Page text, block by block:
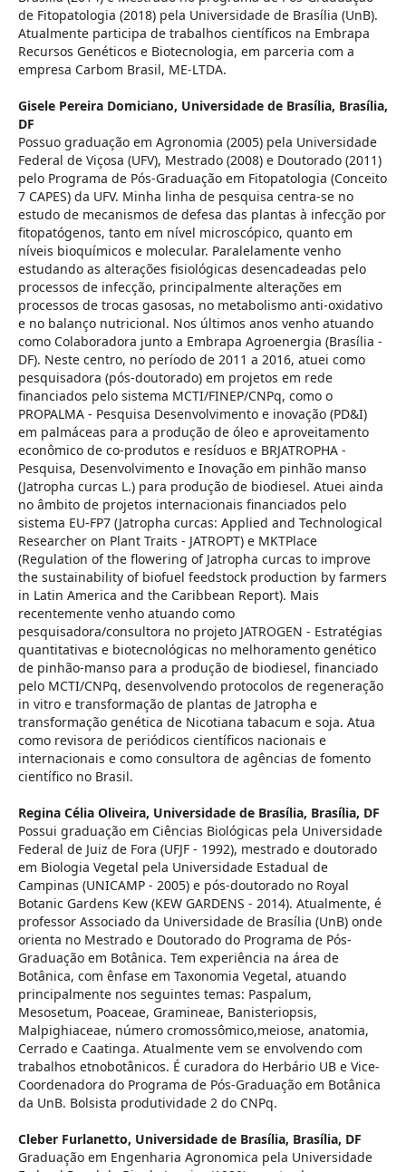
de Fitopatologia (2018) pela Universidade de Brasília (UnB).
Atualmente participa de trabalhos científicos na Embrapa
Recursos Genéticos e Biotecnologia, em parceria com a
empresa Carbom Brasil, ME-LTDA.
Gisele Pereira Domiciano, Universidade de Brasília, Brasília,
DF
Possuo graduação em Agronomia (2005) pela Universidade
Federal de Viçosa (UFV), Mestrado (2008) e Doutorado (2011)
pelo Programa de Pós-Graduação em Fitopatologia (Conceito
7 CAPES) da UFV. Minha linha de pesquisa centra-se no
estudo de mecanismos de defesa das plantas à infecção por
fitopatógenos, tanto em nível microscópico, quanto em
níveis bioquímicos e molecular. Paralelamente venho
estudando as alterações fisiológicas desencadeadas pelo
processos de infecção, principalmente alterações em
processos de trocas gasosas, no metabolismo anti-oxidativo
e no balanço nutricional. Nos últimos anos venho atuando
como Colaboradora junto a Embrapa Agroenergia (Brasília -
DF). Neste centro, no período de 2011 a 2016, atuei como
pesquisadora (pós-doutorado) em projetos em rede
financiados pelo sistema MCTI/FINEP/CNPq, como o
PROPALMA - Pesquisa Desenvolvimento e inovação (PD&I)
em palmáceas para a produção de óleo e aproveitamento
econômico de co-produtos e resíduos e BRJATROPHA -
Pesquisa, Desenvolvimento e Inovação em pinhão manso
(Jatropha curcas L.) para produção de biodiesel. Atuei ainda
no âmbito de projetos internacionais financiados pelo
sistema EU-FP7 (Jatropha curcas: Applied and Technological
Researcher on Plant Traits - JATROPT) e MKTPlace
(Regulation of the flowering of Jatropha curcas to improve
the sustainability of biofuel feedstock production by farmers
in Latin America and the Caribbean Report). Mais
recentemente venho atuando como
pesquisadora/consultora no projeto JATROGEN - Estratégias
quantitativas e biotecnológicas no melhoramento genético
de pinhão-manso para a produção de biodiesel, financiado
pelo MCTI/CNPq, desenvolvendo protocolos de regeneração
in vitro e transformação de plantas de Jatropha e
transformação genética de Nicotiana tabacum e soja. Atua
como revisora de periódicos científicos nacionais e
internacionais e como consultora de agências de fomento
científico no Brasil.
Regina Célia Oliveira, Universidade de Brasília, Brasília, DF
Possui graduação em Ciências Biológicas pela Universidade
Federal de Juiz de Fora (UFJF - 1992), mestrado e doutorado
em Biologia Vegetal pela Universidade Estadual de
Campinas (UNICAMP - 2005) e pós-doutorado no Royal
Botanic Gardens Kew (KEW GARDENS - 2014). Atualmente, é
professor Associado da Universidade de Brasília (UnB) onde
orienta no Mestrado e Doutorado do Programa de Pós-
Graduação em Botânica. Tem experiência na área de
Botânica, com ênfase em Taxonomia Vegetal, atuando
principalmente nos seguintes temas: Paspalum,
Mesosetum, Poaceae, Gramineae, Banisteriopsis,
Malpighiaceae, número cromossômico,meiose, anatomia,
Cerrado e Caatinga. Atualmente vem se envolvendo com
trabalhos etnobotânicos. É curadora do Herbário UB e Vice-
Coordenadora do Programa de Pós-Graduação em Botânica
da UnB. Bolsista produtividade 2 do CNPq.
Cleber Furlanetto, Universidade de Brasília, Brasília, DF
Graduação em Engenharia Agronomica pela Universidade